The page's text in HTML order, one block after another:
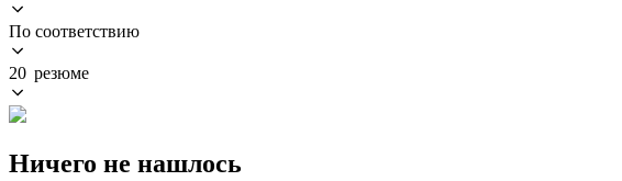
По соответствию
20 резюме
Ничего не нашлось